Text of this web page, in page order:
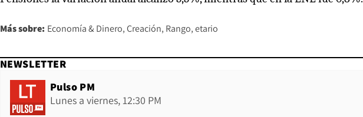
Más sobre: Economía & Dinero Creación Rango etario
NEWSLETTER
Pulso PM
Lunes a viernes, 12:30 PM